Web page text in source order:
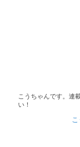
こうちゃんです。連
い！